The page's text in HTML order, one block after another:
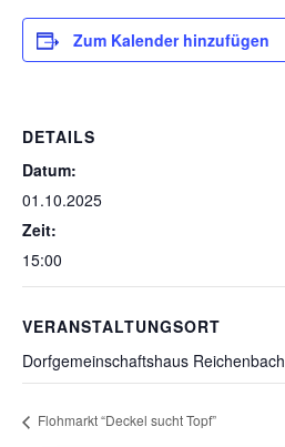
Zum Kalender hinzufügen
DETAILS
Datum:
01.10.2025
Zeit:
15:00
VERANSTALTUNGSORT
Dorfgemeinschaftshaus Reichenbach
Flohmarkt “Deckel sucht Topf”